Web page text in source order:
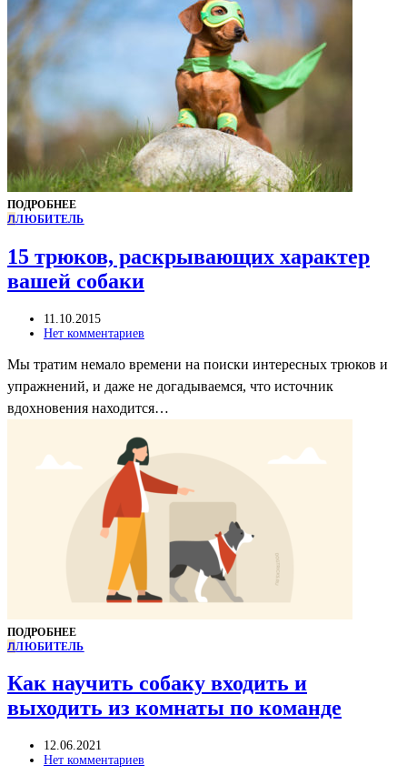
ПОДРОБНЕЕ
ЛЛЮБИТЕЛЬ
15 трюков, раскрывающих характер
вашей собаки
11.10.2015
Нет комментариев
Мы тратим немало времени на поиски интересных трюков и
упражнений, и даже не догадываемся, что источник
вдохновения находится…
ПОДРОБНЕЕ
ЛЛЮБИТЕЛЬ
Как научить собаку входить и
выходить из комнаты по команде
12.06.2021
Нет комментариев